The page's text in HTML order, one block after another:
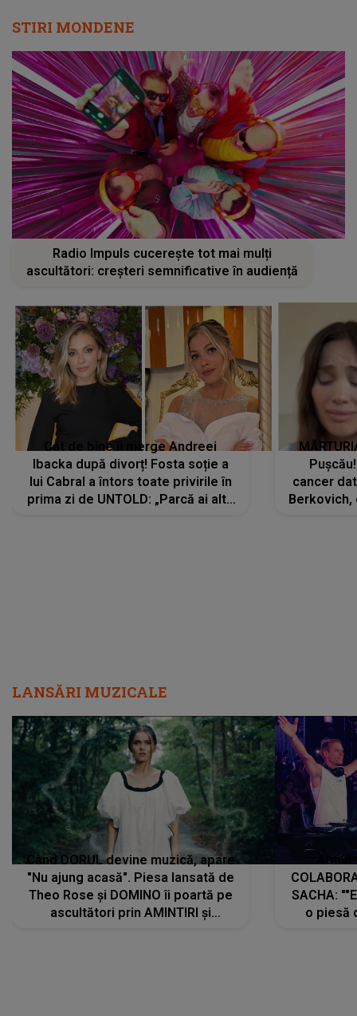
STIRI MONDENE
Radio Impuls cucerește tot mai mulți
ascultători: creșteri semnificative în audiență
Cât de bine îi merge Andreei
Ibacka după divorț! Fosta soție a
lui Cabral a întors toate privirile în
prima zi de UNTOLD: „Parcă ai altă
cancer
LANSĂRI MUZICALE
Când DORUL devine muzică, apare
"Nu ajung acasă". Piesa lansată de
Theo Rose și DOMINO îi poartă pe
ascultători prin AMINTIRI și
SACHA:
o piesă